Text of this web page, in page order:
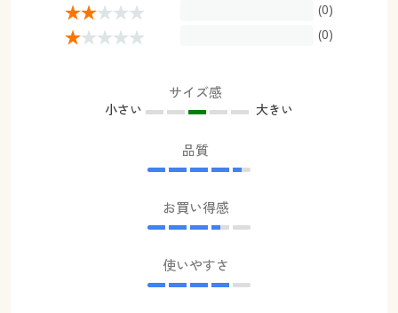
よくある質問とお問い合わせ
(0)
(0)
サイズ感
小さい 大きい
品質
お買い得感
使いやすさ